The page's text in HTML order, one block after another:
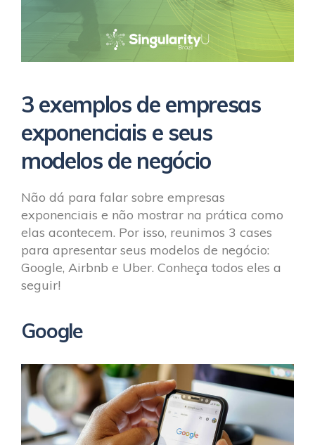
3 exemplos de empresas
exponenciais e seus
modelos de negócio
Não dá para falar sobre empresas
exponenciais e não mostrar na prática como
elas acontecem. Por isso, reunimos 3 cases
para apresentar seus modelos de negócio:
Google, Airbnb e Uber. Conheça todos eles a
seguir!
Google